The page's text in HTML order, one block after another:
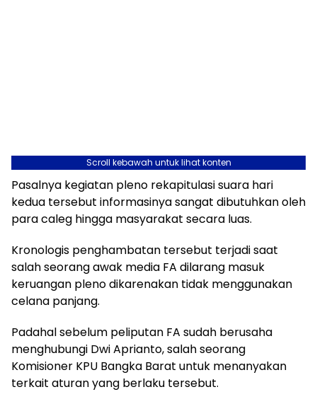
Scroll kebawah untuk lihat konten
Pasalnya kegiatan pleno rekapitulasi suara hari
kedua tersebut informasinya sangat dibutuhkan oleh
para caleg hingga masyarakat secara luas.
Kronologis penghambatan tersebut terjadi saat
salah seorang awak media FA dilarang masuk
keruangan pleno dikarenakan tidak menggunakan
celana panjang.
Padahal sebelum peliputan FA sudah berusaha
menghubungi Dwi Aprianto, salah seorang
Komisioner KPU Bangka Barat untuk menanyakan
terkait aturan yang berlaku tersebut.